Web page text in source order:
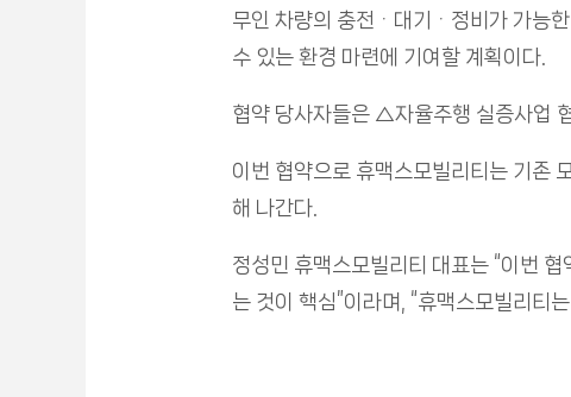
무인 차량의 충전ᆞ대기ᆞ정비가 가능한
수 있는 환경 마련에 기여할 계획이다.
협약 당사자들은 △자율주행 실증사업
이번 협약으로 휴맥스모빌리티는 기존
해 나간다.
정성민 휴맥스모빌리티 대표는 “이번
는 것이 핵심”이라며, “휴맥스모빌리티